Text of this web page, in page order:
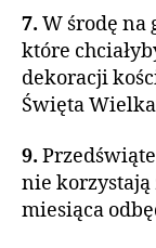
7. W środę na
które
dekoracji
Święta
9.
nie korzystają
miesiąca